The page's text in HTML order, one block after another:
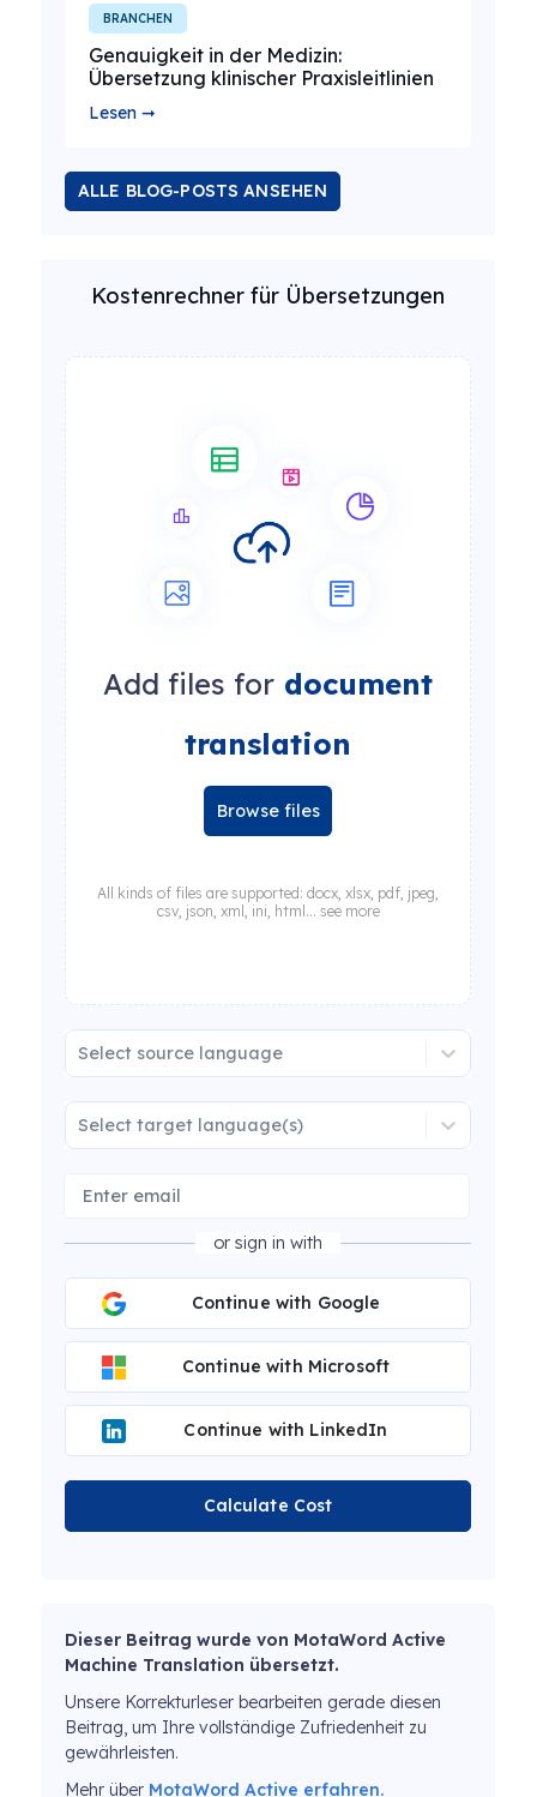
BRANCHEN
Genauigkeit in der Medizin:
Übersetzung klinischer Praxisleitlinien
Lesen ➞
ALLE BLOG-POSTS ANSEHEN
Kostenrechner für Übersetzungen
Add files for document
translation
Browse files
All kinds of files are supported: docx, xlsx, pdf, jpeg,
csv, json, xml, ini, html... see more
Select source language
Select target language(s)
or sign in with
Continue with Google
Continue with Microsoft
Continue with LinkedIn
Calculate Cost
Dieser Beitrag wurde von MotaWord Active
Machine Translation übersetzt.
Unsere Korrekturleser bearbeiten gerade diesen
Beitrag, um Ihre vollständige Zufriedenheit zu
gewährleisten.
Mehr über MotaWord Active erfahren.